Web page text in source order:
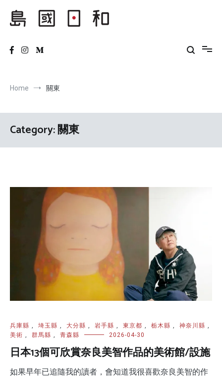
content
Home 關東
Category:關東
兵庫縣 , 埼玉縣 , 大分縣 , 岩手縣 , 東京都 , 栃木縣 , 神奈川縣 ,
美術 , 群馬縣 , 青森縣 2026-04-30
日本13個可欣賞奈良美智作品的美術館/設施
如果早年已追隨我的讀者，會知道我很喜歡奈良美智的作